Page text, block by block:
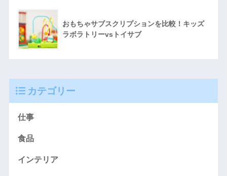
おもちゃサブスクリプションを比較！キッズ
ラボラトリーvsトイサブ
カテゴリー
仕事
食品
インテリア